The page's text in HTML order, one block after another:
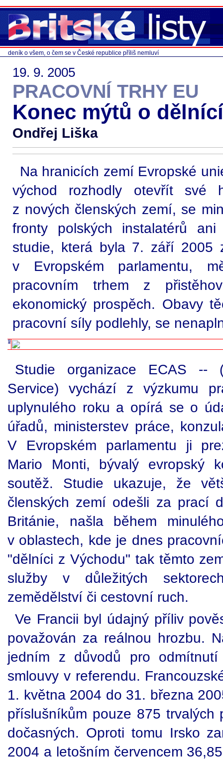
deník o všem, o čem se v České republice příliš nemluví
19. 9. 2005
PRACOVNÍ TRHY EU
Konec mýtů o
Ondřej Liška
Na hranicích zemí Evropské
východ rozhodly otevřít své
z nových členských zemí, se
fronty polských instalatérů
studie, která byla 7. září 2005
v Evropském parlamentu,
pracovním trhem z
ekonomický prospěch. Obavy
pracovní síly podlehly, se
Studie organizace ECAS --
Service) vychází z výzkumu
uplynulého roku a opírá se o
úřadů, ministerstev práce,
V Evropském parlamentu ji
Mario Monti, bývalý evropský
soutěž. Studie ukazuje, že
členských zemí odešli za prací
Británie, našla během
v oblastech, kde je dnes
"dělníci z Východu" tak těmto
služby v důležitých
zemědělství či cestovní ruch.
Ve Francii byl údajný příliv
považován za reálnou hrozbu.
jedním z důvodů pro
smlouvy v referendu.
1. května 2004 do 31. března
příslušníkům pouze 875
dočasných. Oproti tomu Irsko
2004 a letošním červencem